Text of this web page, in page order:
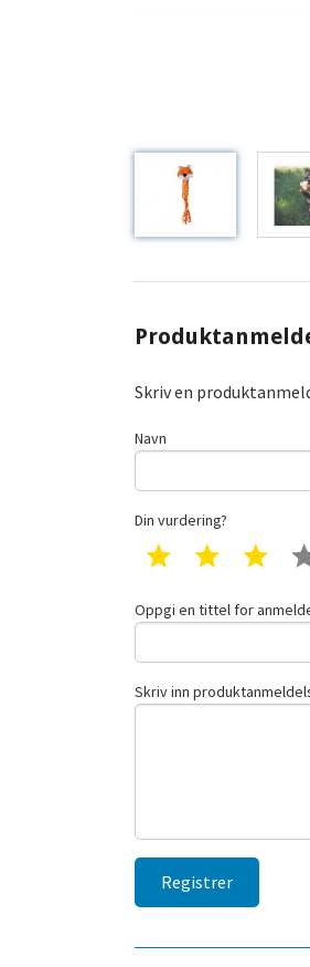
Skriv en
Navn
Din vurdering?
1 star 2 star 3
Oppgi en tittel for
Skriv inn